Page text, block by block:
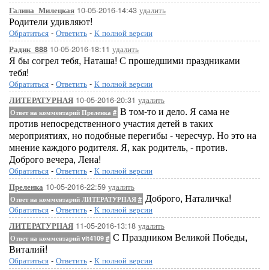
Галина_Милецкая 10-05-2016-14:43 удалить
Родители удивляют!
Обратиться - Ответить - К полной версии
Радик_888 10-05-2016-18:11 удалить
Я бы согрел тебя, Наташа! С прошедшими праздниками
тебя!
Обратиться - Ответить - К полной версии
ЛИТЕРАТУРНАЯ 10-05-2016-20:31 удалить
Ответ на комментарий Преленка # В том-то и дело. Я сама не
против непосредственного участия детей в таких
мероприятиях, но подобные перегибы - чересчур. Но это на
мнение каждого родителя. Я, как родитель, - против.
Доброго вечера, Лена!
Обратиться - Ответить - К полной версии
Преленка 10-05-2016-22:59 удалить
Ответ на комментарий ЛИТЕРАТУРНАЯ # Доброго, Наталичка!
Обратиться - Ответить - К полной версии
ЛИТЕРАТУРНАЯ 11-05-2016-13:18 удалить
Ответ на комментарий vit4109 # С Праздником Великой Победы,
Виталий!
Обратиться - Ответить - К полной версии